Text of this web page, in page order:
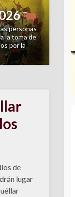
A
en la
luz
de
lugar